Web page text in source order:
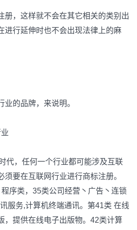
，这样就不会在其它相关的类别出
进行延伸时也不会出现法律上的麻
的品牌，来说明。
，任何一个行业都可能涉及互联
须要在互联网行业进行商标注册。
序类，35类公司经营丶广告丶连锁
服务,计算机终端通讯。第41类 在线
，提供在线电子出版物。42类计算